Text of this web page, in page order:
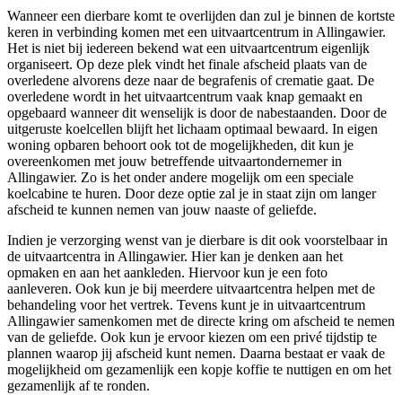
Wanneer een dierbare komt te overlijden dan zul je binnen de kortste
keren in verbinding komen met een uitvaartcentrum in Allingawier.
Het is niet bij iedereen bekend wat een uitvaartcentrum eigenlijk
organiseert. Op deze plek vindt het finale afscheid plaats van de
overledene alvorens deze naar de begrafenis of crematie gaat. De
overledene wordt in het uitvaartcentrum vaak knap gemaakt en
opgebaard wanneer dit wenselijk is door de nabestaanden. Door de
uitgeruste koelcellen blijft het lichaam optimaal bewaard. In eigen
woning opbaren behoort ook tot de mogelijkheden, dit kun je
overeenkomen met jouw betreffende uitvaartondernemer in
Allingawier. Zo is het onder andere mogelijk om een speciale
koelcabine te huren. Door deze optie zal je in staat zijn om langer
afscheid te kunnen nemen van jouw naaste of geliefde.
Indien je verzorging wenst van je dierbare is dit ook voorstelbaar in
de uitvaartcentra in Allingawier. Hier kan je denken aan het
opmaken en aan het aankleden. Hiervoor kun je een foto
aanleveren. Ook kun je bij meerdere uitvaartcentra helpen met de
behandeling voor het vertrek. Tevens kunt je in uitvaartcentrum
Allingawier samenkomen met de directe kring om afscheid te nemen
van de geliefde. Ook kun je ervoor kiezen om een privé tijdstip te
plannen waarop jij afscheid kunt nemen. Daarna bestaat er vaak de
mogelijkheid om gezamenlijk een kopje koffie te nuttigen en om het
gezamenlijk af te ronden.